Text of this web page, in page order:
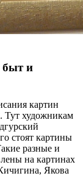
быт и
картин
Тут художникам
стоят картины
разные и
на картинах
Якова